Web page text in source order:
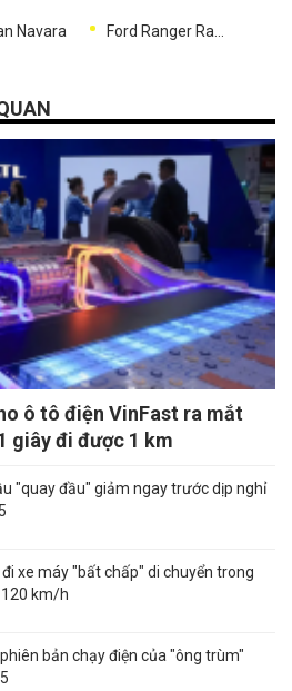
Navara Ford Ranger Raptor
ô tô điện VinFast ra mắt
giây đi được 1 km
"quay đầu" giảm ngay trước dịp nghỉ
xe máy "bất chấp" di chuyển trong
120 km/h
bản chạy điện của "ông trùm"